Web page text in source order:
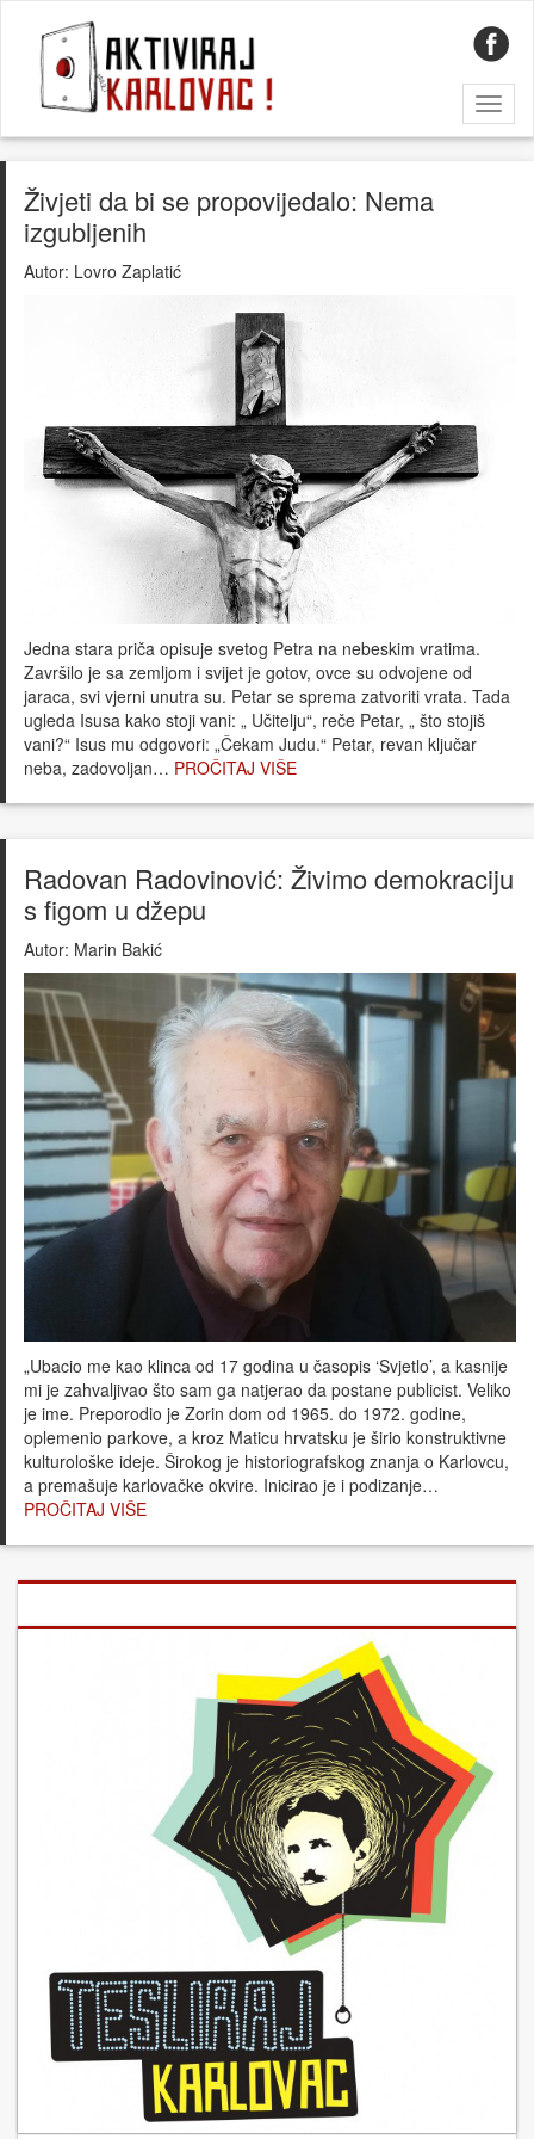
Živjeti da bi se propovijedalo: Nema
izgubljenih
Autor: Lovro Zaplatić
Jedna stara priča opisuje svetog Petra na nebeskim vratima.
Završilo je sa zemljom i svijet je gotov, ovce su odvojene od
jaraca, svi vjerni unutra su. Petar se sprema zatvoriti vrata. Tada
ugleda Isusa kako stoji vani: „ Učitelju“, reče Petar, „ što stojiš
vani?“ Isus mu odgovori: „Čekam Judu.“ Petar, revan ključar
neba, zadovoljan… PROČITAJ VIŠE
Radovan Radovinović: Živimo demokraciju
s figom u džepu
Autor: Marin Bakić
„Ubacio me kao klinca od 17 godina u časopis ‘Svjetlo’, a kasnije
mi je zahvaljivao što sam ga natjerao da postane publicist. Veliko
je ime. Preporodio je Zorin dom od 1965. do 1972. godine,
oplemenio parkove, a kroz Maticu hrvatsku je širio konstruktivne
kulturološke ideje. Širokog je historiografskog znanja o Karlovcu,
a premašuje karlovačke okvire. Inicirao je i podizanje…
PROČITAJ VIŠE